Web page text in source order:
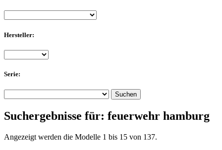
Hersteller:
Serie:
Suchergebnisse für: feuerwehr hamburg
Angezeigt werden die Modelle 1 bis 15 von 137.